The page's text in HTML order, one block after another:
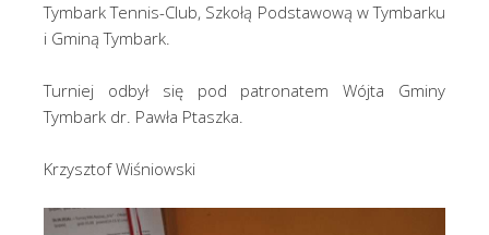
Tymbark Tennis-Club, Szkołą Podstawową w Tymbarku
i Gminą Tymbark.
Turniej odbył się pod patronatem Wójta Gminy
Tymbark dr. Pawła Ptaszka.
Krzysztof Wiśniowski